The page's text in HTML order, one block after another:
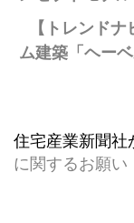
【トレンド
ム建築「ヘー
住宅産業新聞社
に関するお願い